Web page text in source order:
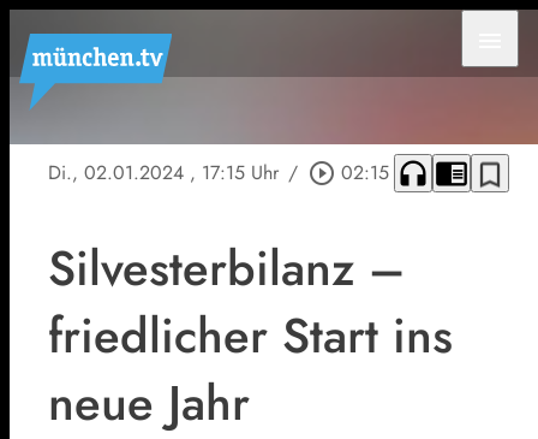
Di., 02.01.2024 , 17:15 Uhr / play_circle_outline 02:15 headphones chrome_reader_mode bookmark_border
Silvesterbilanz –
friedlicher Start ins
neue Jahr